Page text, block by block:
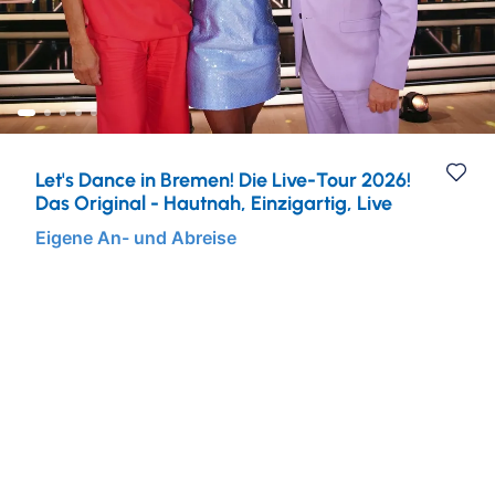
Städtereisen
Eventreisen
Musicalreisen
Elbphilharmonie Hamburg
Ruhr & Rhein
Europa
Mein Schiff Kombireisen
Mein Schiff Kreuzfahrten
Mosel Kreuzfahrten
Rhein Kreuzfahrten
Let's Dance in Bremen! Die Live-Tour 2026!
Das Original - Hautnah, Einzigartig, Live
Eigene An- und Abreise